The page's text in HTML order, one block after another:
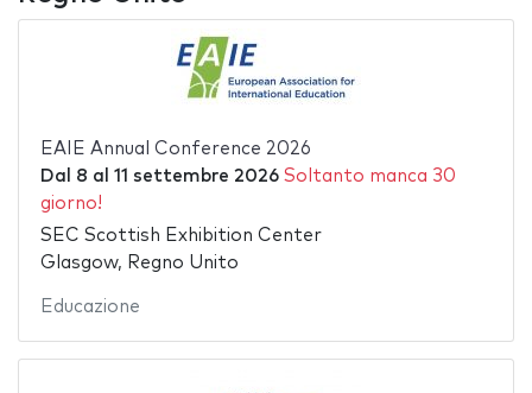
EAIE Annual Conference 2026
Dal 8 al 11 settembre 2026 Soltanto manca 30
giorno!
SEC Scottish Exhibition Center
Glasgow, Regno Unito
Educazione